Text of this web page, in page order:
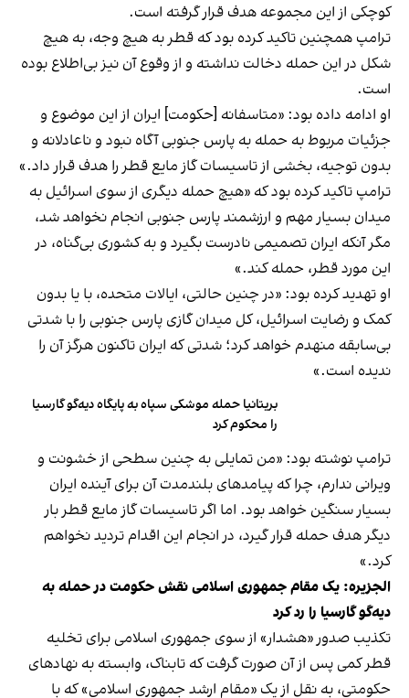
کوچکی از این مجموعه هدف قرار گرفته است.
ترامپ همچنین تاکید کرده بود که قطر به هیچ وجه، به هیچ
شکل در این حمله دخالت نداشته و از وقوع آن نیز بی‌اطلاع بوده
است.
او ادامه داده بود: «متاسفانه [حکومت] ایران از این موضوع و
جزئیات مربوط به حمله به پارس جنوبی آگاه نبود و ناعادلانه و
بدون توجیه، بخشی از تاسیسات گاز مایع قطر را هدف قرار داد.»
ترامپ تاکید کرده بود که «هیچ حمله دیگری از سوی اسرائیل به
میدان بسیار مهم و ارزشمند پارس جنوبی انجام نخواهد شد،
مگر آنکه ایران تصمیمی نادرست بگیرد و به کشوری بی‌گناه، در
این مورد قطر، حمله کند.»
او تهدید کرده بود: «در چنین حالتی، ایالات متحده، با یا بدون
کمک و رضایت اسرائیل، کل میدان گازی پارس جنوبی را با شدتی
بی‌سابقه منهدم خواهد کرد؛ شدتی که ایران تاکنون هرگز آن را
ندیده است.»
بریتانیا حمله موشکی سپاه به پایگاه دیه‌گو گارسیا
را محکوم کرد
ترامپ نوشته بود:‌ «من تمایلی به چنین سطحی از خشونت و
ویرانی ندارم، چرا که پیامدهای بلندمدت آن برای آینده ایران
بسیار سنگین خواهد بود. اما اگر تاسیسات گاز مایع قطر بار
دیگر هدف حمله قرار گیرد، در انجام این اقدام تردید نخواهم
کرد.»
الجزیره: یک مقام جمهوری اسلامی نقش حکومت در حمله به
دیه‌گو گارسیا را رد کرد
تکذیب صدور «هشدار» از سوی جمهوری اسلامی برای تخلیه
قطر کمی پس از آن صورت گرفت که تابناک، وابسته به نهادهای
حکومتی، به نقل از یک «مقام ارشد جمهوری اسلامی» که با